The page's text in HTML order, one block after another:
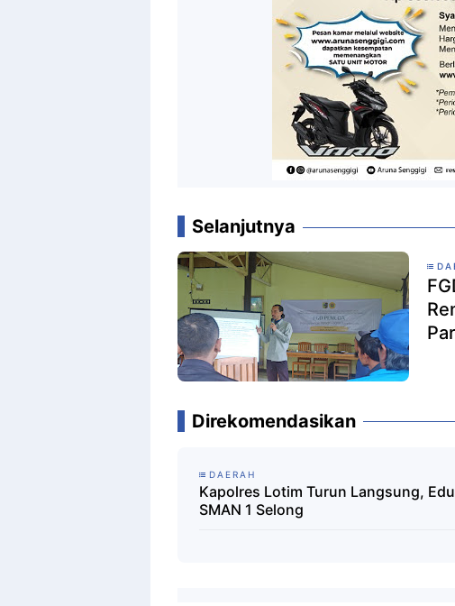
Selanjutnya
Direkomendasikan
DAERAH
Kapolres Lotim Turun Langsung,
SMAN 1 Selong